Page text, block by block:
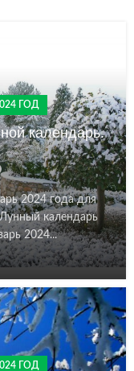
ГОД
календарь.
2024 года для
календарь
2024...
ГОД